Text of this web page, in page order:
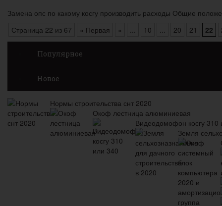
Замена опс по какому косгу производить расходы Общие
Страница 22 из 67
« Первая « 10 20 21 22
Популярное
Новое
Нормы строительства снт 2020
Окоф лестница алюминиевая
Видеодомофон косгу 310
Земля